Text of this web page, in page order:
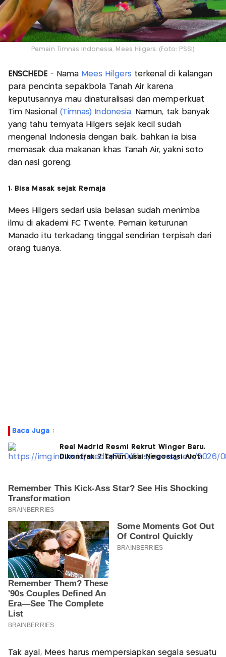
Pemain Timnas Indonesia, Mees Hilgers. (Foto: PSSI)
ENSCHEDE - NamaMees Hilgers terkenal di kalangan
para pencinta sepakbola Tanah Air karena
keputusannya mau dinaturalisasi dan memperkuat
Tim Nasional (Timnas) Indonesia. Namun, tak banyak
yang tahu ternyata Hilgers sejak kecil sudah
mengenal Indonesia dengan baik, bahkan ia bisa
memasak dua makanan khas Tanah Air, yakni soto
dan nasi goreng.
1. Bisa Masak sejak Remaja
Mees Hilgers sedari usia belasan sudah menimba
ilmu di akademi FC Twente. Pemain keturunan
Manado itu terkadang tinggal sendirian terpisah dari
orang tuanya.
Baca Juga :
Real Madrid Resmi Rekrut Winger Baru,
Dikontrak 7 Tahun usai Negosiasi Alot!
Tak ayal, Mees harus mempersiapkan segala sesuatu